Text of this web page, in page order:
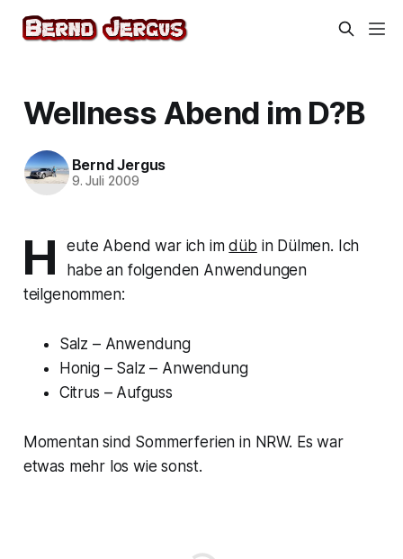
Wellness Abend im D?B
Bernd Jergus
9. Juli 2009
H eute Abend war ich imdüb in Dülmen. Ich
habe an folgenden Anwendungen
teilgenommen:
Salz – Anwendung
Honig – Salz – Anwendung
Citrus – Aufguss
Momentan sind Sommerferien in NRW. Es war
etwas mehr los wie sonst.